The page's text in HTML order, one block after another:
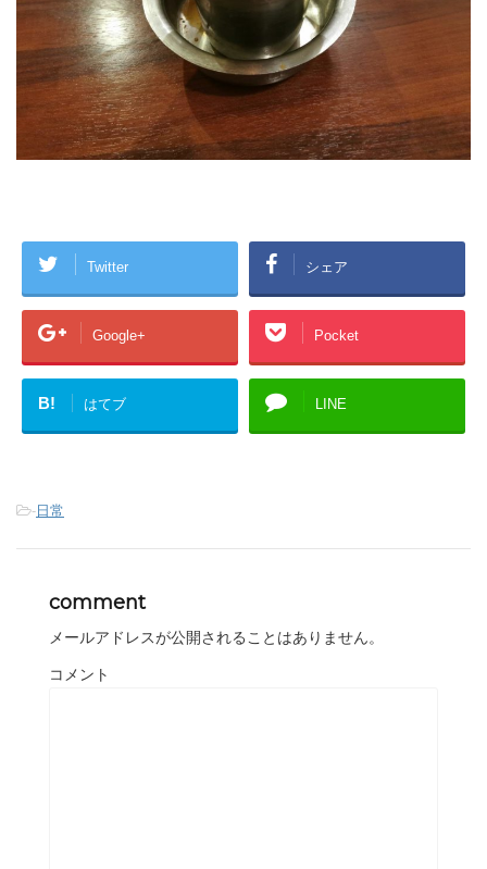
Twitter シェア
Google+ Pocket
B! はてブ LINE
- 日常
comment
メールアドレスが公開されることはありません。
コメント